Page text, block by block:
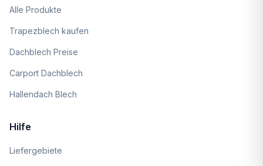
Alle Produkte
Trapezblech kaufen
Dachblech Preise
Carport Dachblech
Hallendach Blech
Hilfe
Liefergebiete